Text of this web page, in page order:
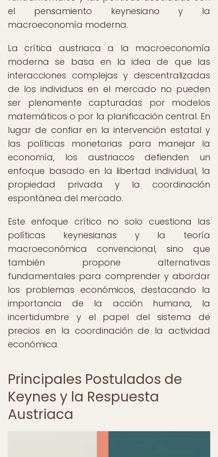
el pensamiento keynesiano y la
macroeconomía moderna.
La crítica austriaca a la macroeconomía
moderna se basa en la idea de que las
interacciones complejas y descentralizadas
de los individuos en el mercado no pueden
ser plenamente capturadas por modelos
matemáticos o por la planificación central. En
lugar de confiar en la intervención estatal y
las políticas monetarias para manejar la
economía, los austriacos defienden un
enfoque basado en la libertad individual, la
propiedad privada y la coordinación
espontánea del mercado.
Este enfoque crítico no solo cuestiona las
políticas keynesianas y la teoría
macroeconómica convencional, sino que
también propone alternativas
fundamentales para comprender y abordar
los problemas económicos, destacando la
importancia de la acción humana, la
incertidumbre y el papel del sistema de
precios en la coordinación de la actividad
económica.
Principales Postulados de
Keynes y la Respuesta
Austriaca